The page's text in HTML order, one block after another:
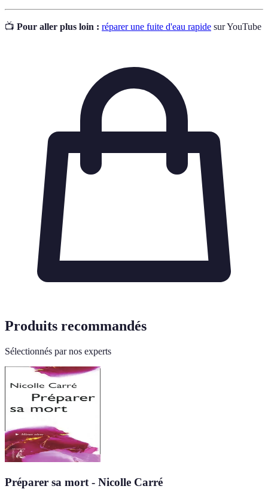
📺 Pour aller plus loin : réparer une fuite d'eau rapide sur YouTube
Produits recommandés
Sélectionnés par nos experts
Préparer sa mort - Nicolle Carré